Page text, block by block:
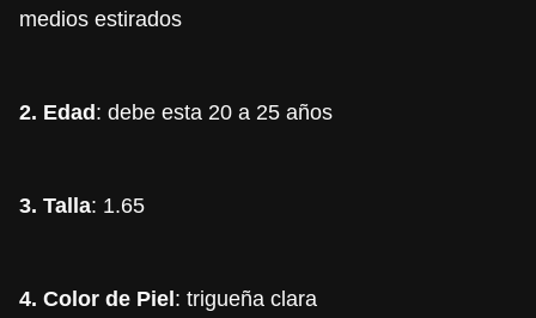
medios estirados
2. Edad : debe esta 20 a 25 años
3. Talla: 1.65
4. Color de Piel : trigueña clara